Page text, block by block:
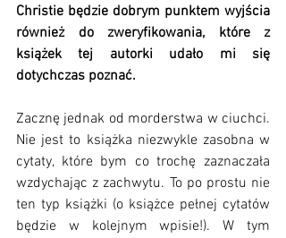
Christie będzie dobrym punktem wyjścia
również do zweryfikowania, które z
książek tej autorki udało mi się
dotychczas poznać.
Zacznę jednak od morderstwa w ciuchci.
Nie jest to książka niezwykle zasobna w
cytaty, które bym co trochę zaznaczała
wzdychając z zachwytu. To po prostu nie
ten typ książki (o książce pełnej cytatów
będzie w kolejnym wpisie!). W tym